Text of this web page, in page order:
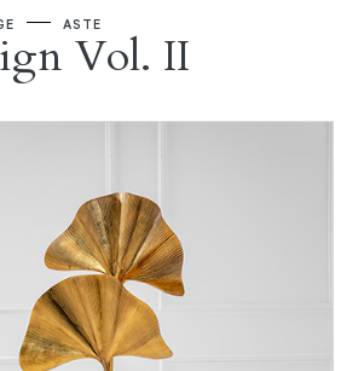
ASTE
Vol. II